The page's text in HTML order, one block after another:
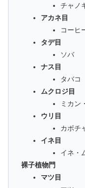
チャノ
アカネ目
コーヒ
タデ目
ソバ
ナス目
タバコ
ムクロジ目
ミカン
ウリ目
カボチ
イネ目
イネ・
裸子植物門
マツ目